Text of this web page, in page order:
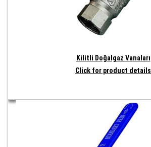
Kilitli Doğalgaz Vanaları
Click for product details